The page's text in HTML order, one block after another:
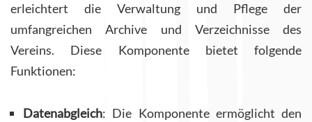
erleichtert die Verwaltung und Pflege der
umfangreichen Archive und Verzeichnisse des
Vereins. Diese Komponente bietet folgende
Funktionen:
Datenabgleich: Die Komponente ermöglicht den